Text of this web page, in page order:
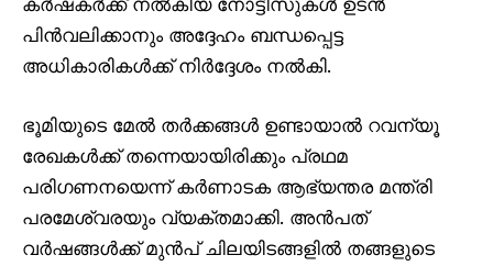
പിൻവലിക്കാനും അദ്ദേഹം ബന്ധപ്പെട്ട
അധികാരികൾക്ക് നിർദ്ദേശം നൽകി.
ഭൂമിയുടെ മേൽ തർക്കങ്ങൾ ഉണ്ടായാൽ റവന്യൂ
രേഖകൾക്ക് തന്നെയായിരിക്കും പ്രഥമ
പരിഗണനയെന്ന് കർണാടക ആഭ്യന്തര മന്ത്രി
പരമേശ്വരയും വ്യക്തമാക്കി. അൻപത്
വർഷങ്ങൾക്ക് മുൻപ് ചിലയിടങ്ങളിൽ തങ്ങളുടെ